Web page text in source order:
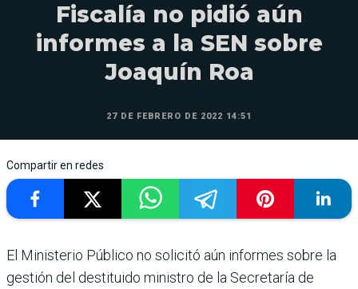
Fiscalía no pidió aún
informes a la SEN sobre
Joaquín Roa
27 DE FEBRERO DE 2022 14:51
Compartir en redes
El Ministerio Público no solicitó aún informes sobre la
gestión del destituido ministro de la Secretaría de